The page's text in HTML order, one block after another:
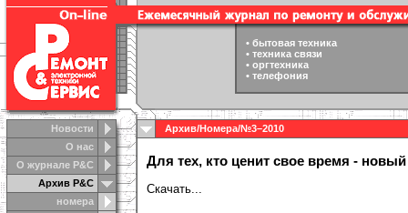
Новости
О нас
О журнале Р&С
Архив Р&С
номера
• бытовая техника
• техника связи
• оргтехника
• телефония
Архив/Номера/№3–2010
Для тех, кто ценит свое время -
Скачать...